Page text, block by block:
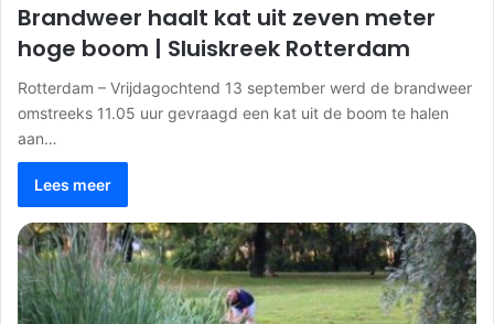
Brandweer haalt kat uit zeven meter
hoge boom | Sluiskreek Rotterdam
Rotterdam – Vrijdagochtend 13 september werd de brandweer
omstreeks 11.05 uur gevraagd een kat uit de boom te halen
aan…
Lees meer